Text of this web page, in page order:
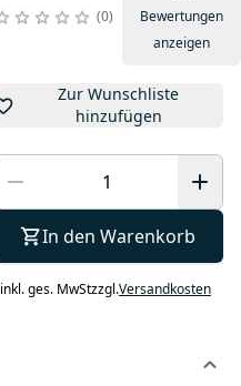
0
Bewertungen
anzeigen
Zur Wunschliste
hinzufügen
In den Warenkorb
inkl. ges. MwStzzgl.Versandkosten